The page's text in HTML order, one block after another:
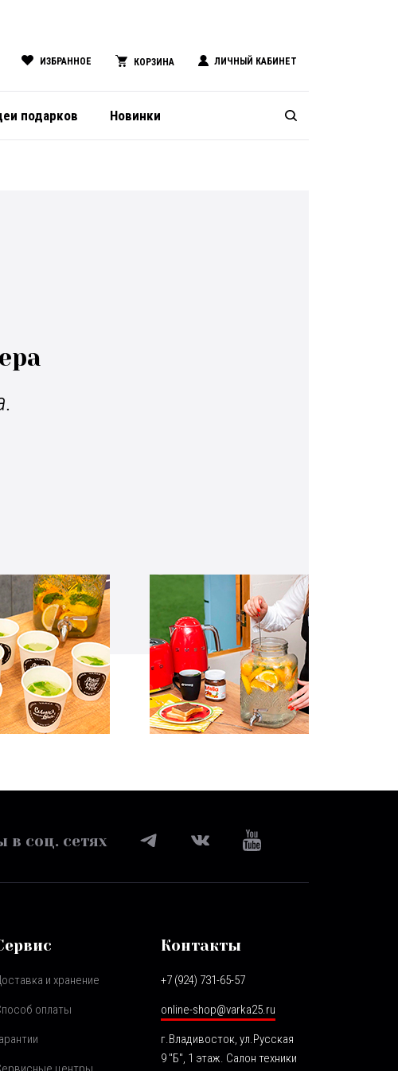
ИЗБРАННОЕ КОРЗИНА ЛИЧНЫЙ КАБИНЕТ
подарков Новинки
в соц. сетях
и хранение
оплаты
Контакты
+7 (924) 731-65-57
online-shop@varka25.ru
г.Владивосток, ул.Русская
9 "Б", 1 этаж. Салон техники